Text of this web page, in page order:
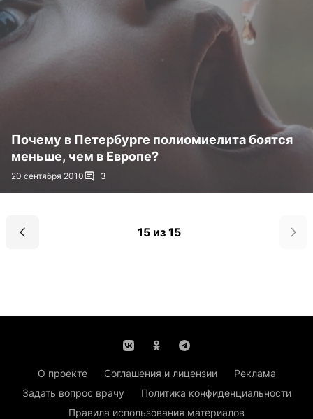
Почему в Петербурге полиомиелита боятся
меньше, чем в Европе?
20 сентября 2010 3
15 из 15
О проекте Соглашения и лицензии
Реклама
Задать вопрос врачу
Политика конфиденциальности
Правила использования материалов